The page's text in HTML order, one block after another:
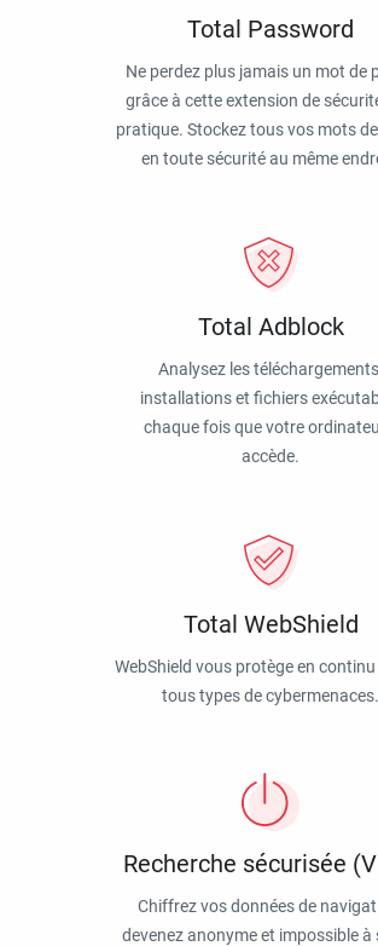
Total Password
Ne perdez plus jamais un mot de
grâce à cette extension de
pratique. Stockez tous vos mots
en toute sécurité au même
Total Adblock
Analysez les
installations et fichiers
chaque fois que votre
accède.
Total WebShield
WebShield vous protège en
tous types de cybermenaces.
Recherche sécurisée
Chiffrez vos données de
devenez anonyme et impossible à